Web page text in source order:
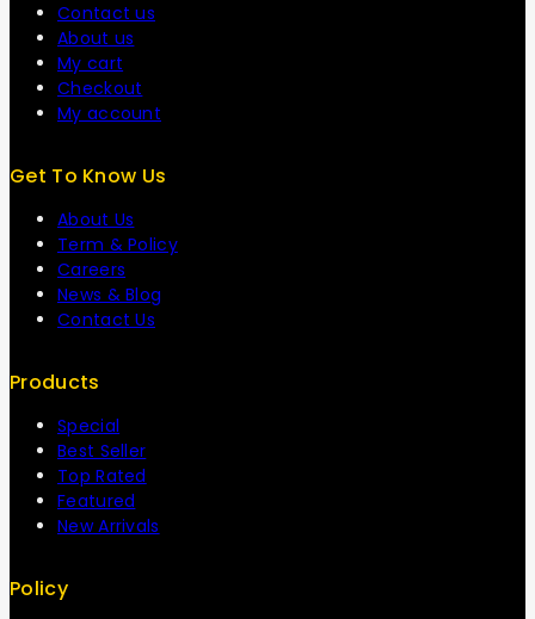
Contact us
About us
My cart
Checkout
My account
Get To Know Us
About Us
Term & Policy
Careers
News & Blog
Contact Us
Products
Special
Best Seller
Top Rated
Featured
New Arrivals
Policy